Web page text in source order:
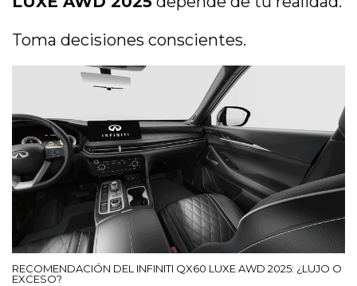
Toma decisiones conscientes.
RECOMENDACIÓN DEL INFINITI QX60 LUXE AWD 2025: ¿LUJO O
EXCESO?